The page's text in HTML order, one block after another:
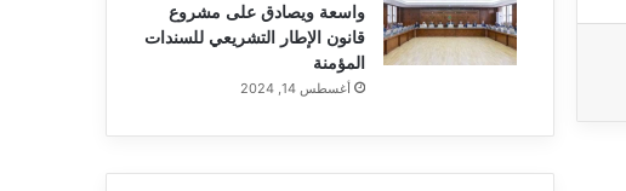
واسعة ويصادق على مشروع
قانون الإطار التشريعي للسندات
المؤمنة
أغسطس 14, 2024